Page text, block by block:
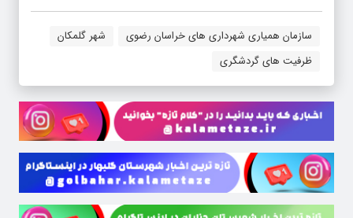
سازمان همیاری شهرداری های خراسان رضوی
شهر گلمکان
ظرفیت های گردشگری